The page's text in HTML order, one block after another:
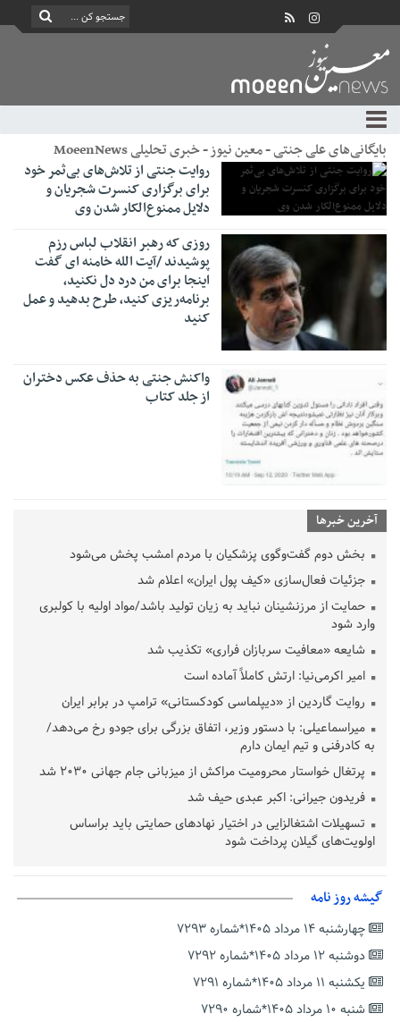
بایگانی‌های علی جنتی - معین نیوز - خبری تحلیلی MoeenNews
روایت جنتی از تلاش‌های بی‌ثمر خود
برای برگزاری کنسرت شجریان و
دلایل ممنوع‌الکار شدن وی
روزی که رهبر انقلاب لباس رزم
پوشیدند /آیت الله خامنه ای گفت
اینجا برای من درد دل نکنید،
برنامه‌ریزی کنید، طرح بدهید و عمل
کنید
واکنش جنتی به حذف عکس دختران
از جلد کتاب
آخرین خبرها
بخش دوم گفت‌وگوی پزشکیان با مردم امشب پخش می‌شود
جزئیات فعال‌سازی «کیف پول ایران» اعلام شد
حمایت از مرزنشینان نباید به زیان تولید باشد/مواد اولیه با کولبری
وارد شود
شایعه «معافیت سربازان فراری» تکذیب شد
امیر اکرمی‌نیا: ارتش کاملاً آماده است
روایت گاردین از «دیپلماسی کودکستانی» ترامپ در برابر ایران
میراسماعیلی: با دستور وزیر، اتفاق بزرگی برای جودو رخ می‌دهد/
به کادرفنی و تیم ایمان دارم
پرتغال خواستار محرومیت مراکش از میزبانی جام جهانی ۲۰۳۰ شد
فریدون جیرانی: اکبر عبدی حیف شد
تسهیلات اشتغالزایی در اختیار نهادهای حمایتی باید براساس
اولویت‌های گیلان پرداخت شود
دفتر رهبر انقلاب: مطالب خارج از مراجع رسمی فاقد سندیت است
بقائی: فضای مذاکرات فنی و سیاسی ایران و عمان درباره تنگه هرمز،
مثبت است
رئیس سازمان جهاد کشاورزی استان: کشاورزان گیلان نسبت به
دریافت یارانه کود اقدام کنند
گیشه روز نامه
چهارشنبه ۱۴ مرداد ۱۴۰۵*شماره ۷۲۹۳
دوشنبه ۱۲ مرداد ۱۴۰۵*شماره ۷۲۹۲
یکشنبه ۱۱ مرداد ۱۴۰۵*شماره ۷۲۹۱
شنبه ۱۰ مرداد ۱۴۰۵*شماره ۷۲۹۰